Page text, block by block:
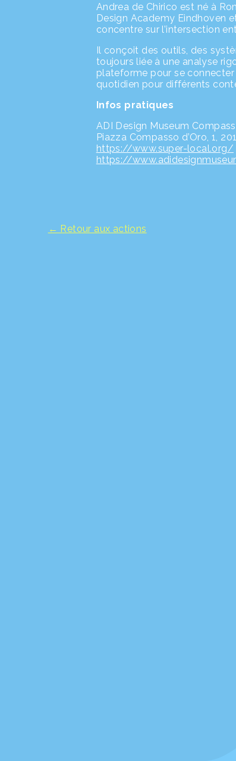
Andrea de Chirico est né à
Design Academy Eindhoven
concentre sur l’intersection
Il conçoit des outils, des
toujours liée à une analyse
plateforme pour se
quotidien pour différents
Infos pratiques
ADI Design Museum
Piazza Compasso d’Oro, 1,
https://www.super-local.org/
https://
← Retour aux actions